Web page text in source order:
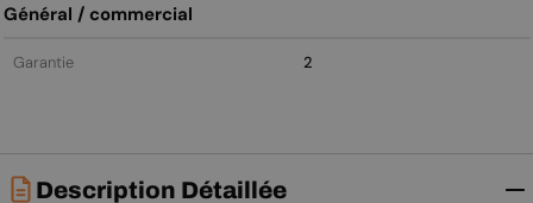
Général / commercial
Garantie 2
Description Détaillée